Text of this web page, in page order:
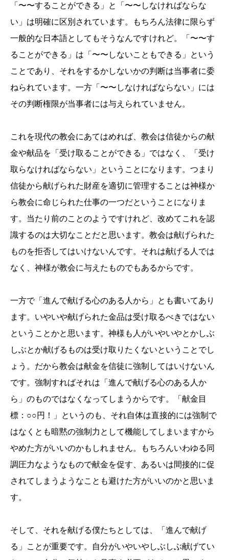
「〜〜することができる」と「〜〜しなければならな
い」は明確に区別されています。もちろん法律に限らず
一般的な日本語としてもそうなんですけれど。「〜〜す
ることができる」は「〜〜しないこともできる」という
ことであり、それをするかしないかの判断は当事者に委
ねられています。一方「〜〜しなければならない」には
その判断権限が当事者には与えられていません。
これを現代の教会にあてはめれば、教会は信徒からの献
金や献品を「受け取ることができる」ではなく、「受け
取らなければならない」ということになります。つまり
信徒から献げられた財産を適切に管理することは神様か
ら教会に命じられた仕事の一つだということになりま
す。当たり前のことのようですけれど、改めてこれを認
識するのは大切なことだと思います。教会は献げられた
ものを拒否してはいけないんです。それは献げる人では
なく、神様が教会に与えたものでもあるからです。
一方で「進んで献げる心のある人から」とも書いてあり
ます。いやいや献げられた金品は受け取るべきではない
ということかと思います。神様も人がいやいやとかしぶ
しぶとか献げるものは受け取りたくないということでし
ょう。だから教会は献金を信徒に強制してはいけないん
です。強制すればそれは「進んで献げる心のある人か
ら」のものではなくなってしまうからです。「献金目
標：○○円！」というのも、それ自体は直接的には強制で
はなくとも暗黙の強制力として機能してしまいますから
やめた方がいいのかもしれません。もちろんいわゆる同
調圧力なようなもので献金を促す、あるいは間接的に促
されてしまうようなことも避けた方がいいのかと思いま
す。
そして、それを献げる僕たちとしては、「進んで献げ
る」ことが重要です。自分がいやいやしぶしぶ献げてい